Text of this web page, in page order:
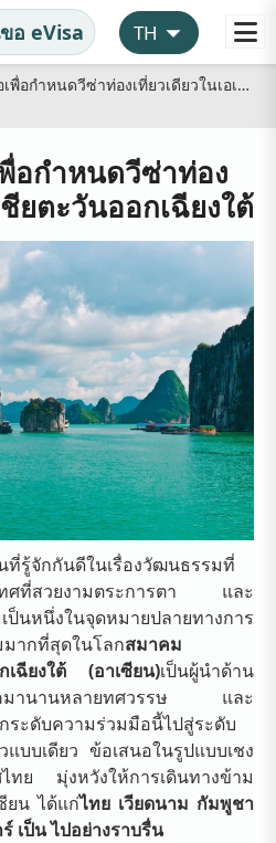
อ eVisa
หนดวีซ่าท่องเที่ยวเดียวในเอเชียตะวันออกเฉียงใต้
อกำหนดวีซ่าท่อง
ชียตะวันออกเฉียงใต้
นที่รู้จักกันดีในเรื่องวัฒนธรรมที่
ที่สวยงามตระการตา และ
ป็นหนึ่งในจุดหมายปลายทางการ
ากที่สุดในโลกสมาคม
เฉียงใต้ (อาเซียน)เป็นผู้นำด้าน
คมานานหลายทศวรรษ และ
ระดับความร่วมมือนี้ไปสู่ระดับ
บบเดียว ข้อเสนอในรูปแบบเชง
ทย มุ่งหวังให้การเดินทางข้าม
ยน ได้แก่ไทย เวียดนาม กัมพูชา
เป็น ไปอย่างราบรื่น